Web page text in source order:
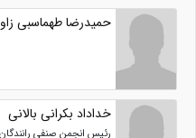
حمیدرضا طهماسبی
خداداد بکرانی بالانی
رئیس انجمن صنفی